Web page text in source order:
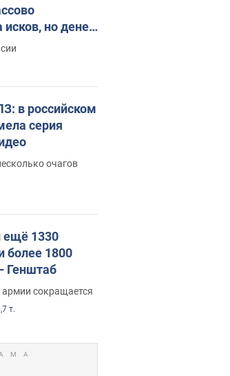
но денег
в российском
серия
очагов
ещё 1330
более 1800
Генштаб
армии сокращается
т.